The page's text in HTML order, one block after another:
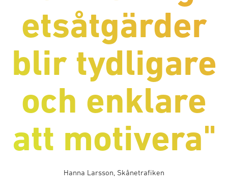
etsåtgärder
blir tydligare
och enklare
att motivera"
Hanna Larsson, Skånetrafiken